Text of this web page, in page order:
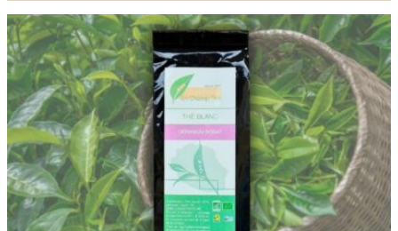
variations.
Les
options
peuvent
être
choisies
sur
la
page
du
produit